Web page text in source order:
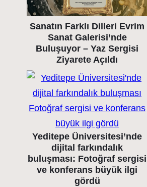
Sanatın Farklı Dilleri Evrim
Sanat Galerisi’nde
Buluşuyor – Yaz Sergisi
Ziyarete Açıldı
Yeditepe Üniversitesi’nde
dijital farkındalık
buluşması: Fotoğraf sergisi
ve konferans büyük ilgi
gördü